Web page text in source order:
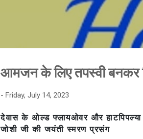
आमजन के लिए तपस्वी बनकर
- Friday, July 14, 2023
देवास के ओल्ड फ्लायओवर और
जोशी जी की जयंती स्मरण प्रसंग